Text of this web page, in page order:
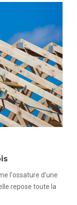
l'ossature d'une
repose toute la